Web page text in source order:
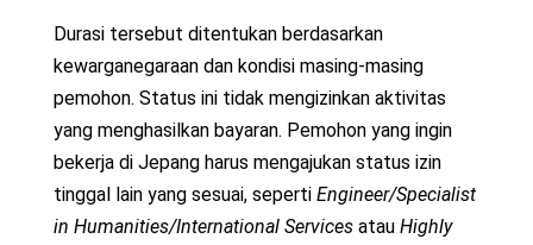
Durasi tersebut ditentukan berdasarkan
kewarganegaraan dan kondisi masing-masing
pemohon. Status ini tidak mengizinkan aktivitas
yang menghasilkan bayaran. Pemohon yang ingin
bekerja di Jepang harus mengajukan status izin
tinggal lain yang sesuai, seperti Engineer/Specialist
in Humanities/International Servicesatau Highly